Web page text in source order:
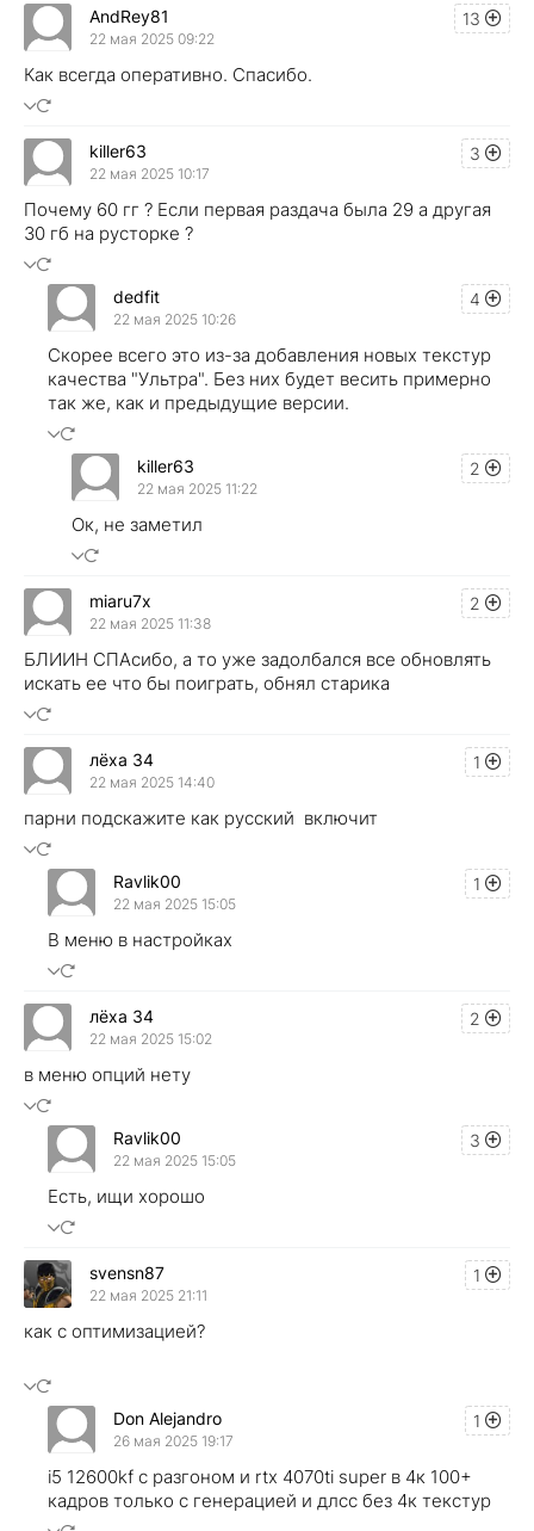
13
AndRey81
22 мая 2025 09:22
Как всегда оперативно. Спасибо.
3
killer63
22 мая 2025 10:17
Почему 60 гг ? Если первая раздача была 29 а другая
30 гб на русторке ?
4
dedfit
22 мая 2025 10:26
Скорее всего это из-за добавления новых текстур
качества "Ультра". Без них будет весить примерно
так же, как и предыдущие версии.
2
killer63
22 мая 2025 11:22
Ок, не заметил
2
miaru7x
22 мая 2025 11:38
БЛИИН СПАсибо, а то уже задолбался все обновлять
искать ее что бы поиграть, обнял старика
1
лёха 34
22 мая 2025 14:40
парни подскажите как русский включит
1
Ravlik00
22 мая 2025 15:05
В меню в настройках
2
лёха 34
22 мая 2025 15:02
в меню опций нету
3
Ravlik00
22 мая 2025 15:05
Есть, ищи хорошо
1
svensn87
22 мая 2025 21:11
как с оптимизацией?
1
Don Alejandro
26 мая 2025 19:17
i5 12600kf с разгоном и rtx 4070ti super в 4к 100+
кадров только с генерацией и длсс без 4к текстур